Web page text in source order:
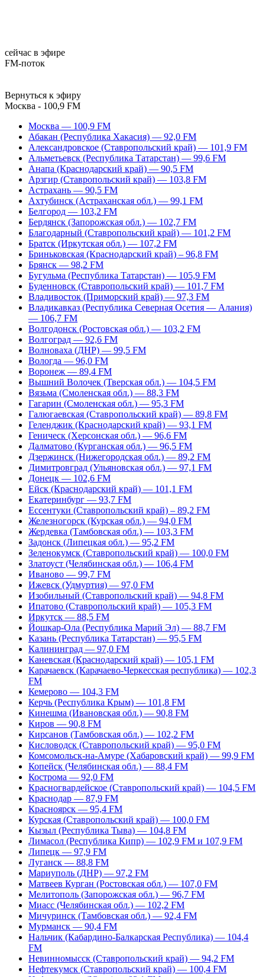
сейчас в эфире
FM-поток
Вернуться к эфиру
Москва - 100,9 FM
Москва — 100,9 FM
Абакан (Республика Хакасия) — 92,0 FM
Александровское (Ставропольский край) — 101,9 FM
Альметьевск (Республика Татарстан) — 99,6 FM
Анапа (Краснодарский край) — 90,5 FM
Арзгир (Ставропольский край) — 103,8 FM
Астрахань — 90,5 FM
Ахтубинск (Астраханская обл.) — 99,1 FM
Белгород — 103,2 FM
Бердянск (Запорожская обл.) — 102,7 FM
Благодарный (Ставропольский край) — 101,2 FM
Братск (Иркутская обл.) — 107,2 FM
Бриньковская (Краснодарский край) – 96,8 FM
Брянск — 98,2 FM
Бугульма (Республика Татарстан) — 105,9 FM
Буденновск (Ставропольский край) — 101,7 FM
Владивосток (Приморский край) — 97,3 FM
Владикавказ (Республика Северная Осетия — Алания)
— 106,7 FM
Волгодонск (Ростовская обл.) — 103,2 FM
Волгоград — 92,6 FM
Волноваха (ДНР) — 99,5 FM
Вологда — 96,0 FM
Воронеж — 89,4 FM
Вышний Волочек (Тверская обл.) — 104,5 FM
Вязьма (Смоленская обл.) — 88,3 FM
Гагарин (Смоленская обл.) — 95,3 FM
Галюгаевская (Ставропольский край) — 89,8 FM
Геленджик (Краснодарский край) — 93,1 FM
Геническ (Херсонская обл.) — 96,6 FM
Далматово (Курганская обл.) — 96,5 FM
Дзержинск (Нижегородская обл.) — 89,2 FM
Димитровград (Ульяновская обл.) — 97,1 FM
Донецк — 102,6 FM
Ейск (Краснодарский край) — 101,1 FM
Екатеринбург — 93,7 FM
Ессентуки (Ставропольский край) – 89,2 FM
Железногорск (Курская обл.) — 94,0 FM
Жердевка (Тамбовская обл.) — 103,3 FM
Задонск (Липецкая обл.) — 95,2 FM
Зеленокумск (Ставропольский край) — 100,0 FM
Златоуст (Челябинская обл.) — 106,4 FM
Иваново — 99,7 FM
Ижевск (Удмуртия) — 97,0 FM
Изобильный (Ставропольский край) — 94,8 FM
Ипатово (Ставропольский край) — 105,3 FM
Иркутск — 88,5 FM
Йошкар-Ола (Республика Марий Эл) — 88,7 FM
Казань (Республика Татарстан) — 95,5 FM
Калининград — 97,0 FM
Каневская (Краснодарский край) — 105,1 FM
Карачаевск (Карачаево-Черкесская республика) — 102,3
FM
Кемерово — 104,3 FM
Керчь (Республика Крым) — 101,8 FM
Кинешма (Ивановская обл.) — 90,8 FM
Киров — 90,8 FM
Кирсанов (Тамбовская обл.) — 102,2 FM
Кисловодск (Ставропольский край) — 95,0 FM
Комсомольск-на-Амуре (Хабаровский край) — 99,9 FM
Копейск (Челябинская обл.) — 88,4 FM
Кострома — 92,0 FM
Красногвардейское (Ставропольский край) — 104,5 FM
Краснодар — 87,9 FM
Красноярск — 95,4 FM
Курская (Ставропольский край) — 100,0 FM
Кызыл (Республика Тыва) — 104,8 FM
Лимасол (Республика Кипр) — 102,9 FM и 107,9 FM
Липецк — 97,9 FM
Луганск — 88,8 FM
Мариуполь (ДНР) — 97,2 FM
Матвеев Курган (Ростовская обл.) — 107,0 FM
Мелитополь (Запорожская обл.) — 96,7 FM
Миасс (Челябинская обл.) — 102,2 FM
Мичуринск (Тамбовская обл.) — 92,4 FM
Мурманск — 90,4 FM
Нальчик (Кабардино-Балкарская Республика) — 104,4
FM
Невинномысск (Ставропольский край) — 94,2 FM
Нефтекумск (Ставропольский край) — 100,4 FM